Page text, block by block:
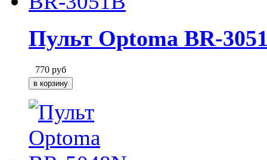
Пульт Optoma BR-
770 руб